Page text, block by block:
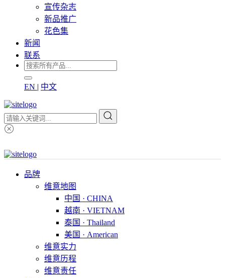
宣传杂志
新品推广
花色集
新闻
联系
EN | 中文
品牌
维意地图
中国 · CHINA
越南 · VIETNAM
泰国 · Thailand
美国 · American
维意实力
维意历程
维意责任